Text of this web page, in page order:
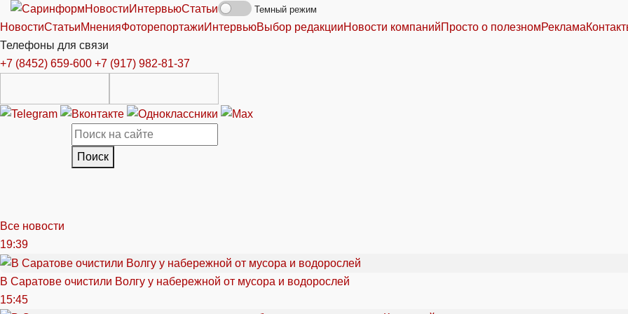
НовостиИнтервьюСтатьи Темный режим
НовостиСтатьиМненияФоторепортажиИнтервьюВыбор редакцииНовости компанийПросто о полезномРеклама
Телефоны для связи
+7 (8452) 659-600 +7 (917) 982-81-37
Поиск
Все новости
19:39
В Саратове очистили Волгу у набережной от мусора и водорослей
15:45